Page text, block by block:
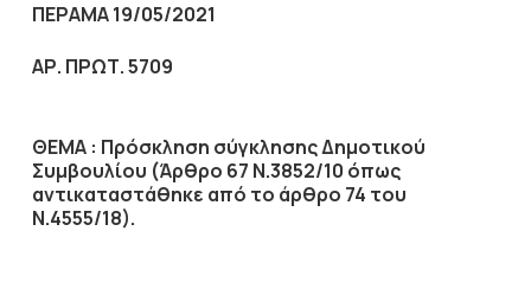
ΠΕΡΑΜΑ 19/05/2021
ΑΡ. ΠΡΩΤ. 5709
ΘΕΜΑ : Πρόσκληση σύγκλησης Δημοτικού
Συμβουλίου (Άρθρο 67 Ν.3852/10 όπως
αντικαταστάθηκε από το άρθρο 74 του
Ν.4555/18).